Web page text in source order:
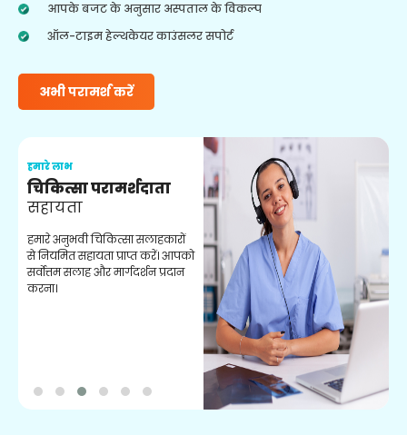
आपके बजट के अनुसार अस्पताल के विकल्प
ऑल-टाइम हेल्थकेयर काउंसलर सपोर्ट
अभी परामर्श करें
हमारे लाभ
चिकित्सा परामर्शदाता
सहायता
हमारे अनुभवी चिकित्सा सलाहकारों
से नियमित सहायता प्राप्त करें। आपको
सर्वोत्तम सलाह और मार्गदर्शन प्रदान
करना।